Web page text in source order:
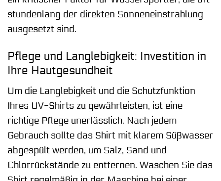
stundenlang der direkten Sonneneinstrahlung
ausgesetzt sind.
Pflege und Langlebigkeit: Investition in
Ihre Hautgesundheit
Um die Langlebigkeit und die Schutzfunktion
Ihres UV-Shirts zu gewährleisten, ist eine
richtige Pflege unerlässlich. Nach jedem
Gebrauch sollte das Shirt mit klarem Süßwasser
abgespült werden, um Salz, Sand und
Chlorrückstände zu entfernen. Waschen Sie das